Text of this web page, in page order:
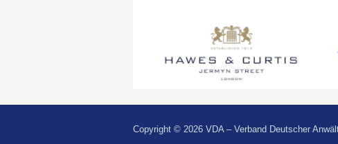
Copyright © 2026 VDA – Verband Deutscher